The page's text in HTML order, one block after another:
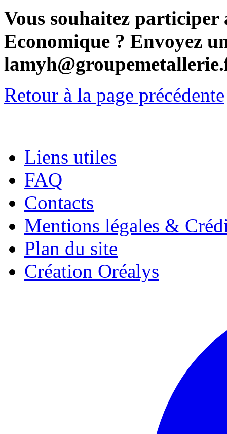
Vous souhaitez
Economique ? Envoyez
Retour à la page précédente
Liens utiles
FAQ
Contacts
Mentions légales &
Plan du site
Création Oréalys